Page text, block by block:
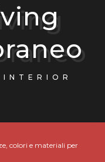
colori e materiali per